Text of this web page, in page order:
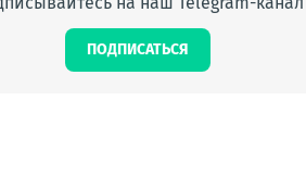
ПОДПИСАТЬСЯ